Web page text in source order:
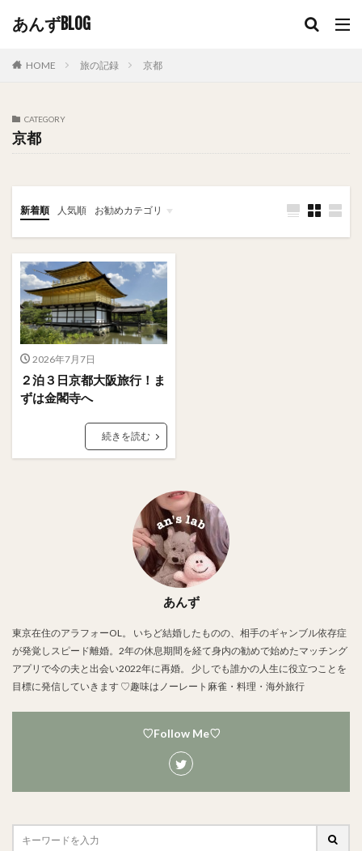
あんずBLOG
HOME 旅の記録 京都
CATEGORY
京都
新着順 人気順 お勧めカテゴリ
恋愛
おうちごはん
おそとごはん
2026年7月7日
２泊３日京都大阪旅行！ま
ずは金閣寺へ
続きを読む
あんず
東京在住のアラフォーOL。 いちど結婚したものの、相手のギャンブル依存症
が発覚しスピード離婚。2年の休息期間を経て身内の勧めで始めたマッチング
アプリで今の夫と出会い2022年に再婚。 少しでも誰かの人生に役立つことを
目標に発信していきます ♡趣味はノーレート麻雀・料理・海外旅行
♡Follow Me♡